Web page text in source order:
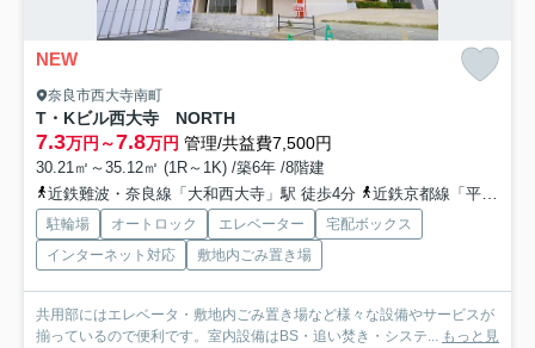
NEW
奈良市西大寺南町
T・Kビル西大寺 NORTH
7.3万円～7.8万円 管理/共益費7,500円
30.21㎡～35.12㎡ (1R～1K) /築6年 /8階建
近鉄難波・奈良線「大和西大寺」駅 徒歩4分
近鉄京都線「平城」駅 バス3分 奈良交通「大和西大寺駅」 停歩5分
駐輪場 オートロック エレベーター
宅配ボックス
インターネット対応
敷地内ごみ置き場
共用部にはエレベータ・敷地内ごみ置き場など様々な設備やサービスが
揃っているので便利です。室内設備はBS・追い焚き・システ... もっと見